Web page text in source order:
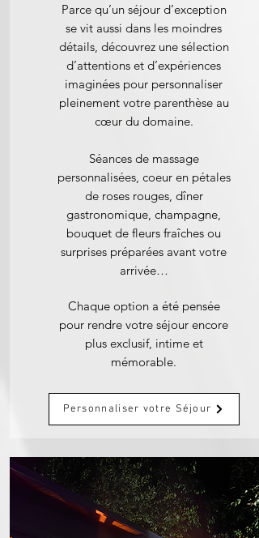
Parce qu’un séjour d’exception
se vit aussi dans les moindres
détails, découvrez une sélection
d’attentions et d’expériences
imaginées pour personnaliser
pleinement votre parenthèse au
cœur du domaine.
Séances de massage
personnalisées, coeur en pétales
de roses rouges, dîner
gastronomique, champagne,
bouquet de fleurs fraîches ou
surprises préparées avant votre
arrivée…
Chaque option a été pensée
pour rendre votre séjour encore
plus exclusif, intime et
mémorable.
Personnaliser votre Séjour